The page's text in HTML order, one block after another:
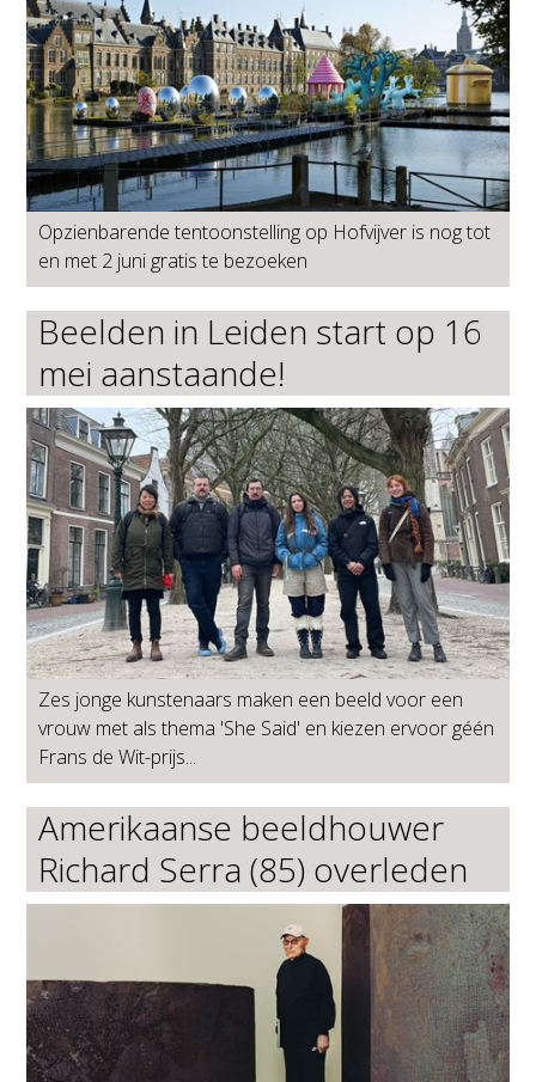
Opzienbarende tentoonstelling op Hofvijver is nog tot
en met 2 juni gratis te bezoeken
Beelden in Leiden start op 16
mei aanstaande!
Zes jonge kunstenaars maken een beeld voor een
vrouw met als thema 'She Said' en kiezen ervoor géén
Frans de Wit-prijs...
Amerikaanse beeldhouwer
Richard Serra (85) overleden